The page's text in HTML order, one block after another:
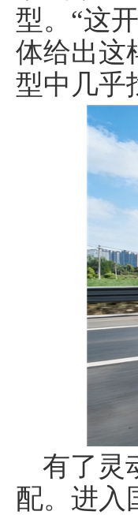
型。“这
体给出这
型中几乎
有了灵
配。进入